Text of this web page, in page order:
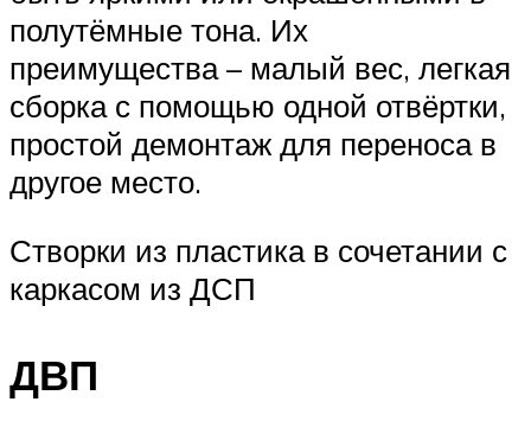
полутёмные тона. Их
преимущества – малый вес, легкая
сборка с помощью одной отвёртки,
простой демонтаж для переноса в
другое место.
Створки из пластика в сочетании с
каркасом из ДСП
ДВП